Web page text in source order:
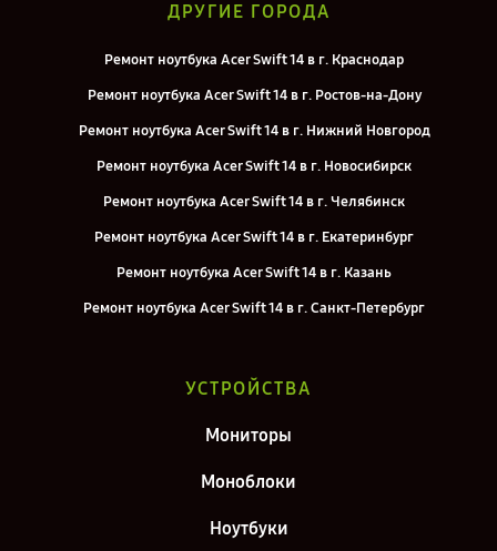
ДРУГИЕ ГОРОДА
Ремонт ноутбука Acer Swift 14 в г. Краснодар
Ремонт ноутбука Acer Swift 14 в г. Ростов-на-Дону
Ремонт ноутбука Acer Swift 14 в г. Нижний Новгород
Ремонт ноутбука Acer Swift 14 в г. Новосибирск
Ремонт ноутбука Acer Swift 14 в г. Челябинск
Ремонт ноутбука Acer Swift 14 в г. Екатеринбург
Ремонт ноутбука Acer Swift 14 в г. Казань
Ремонт ноутбука Acer Swift 14 в г. Санкт-Петербург
УСТРОЙСТВА
Мониторы
Моноблоки
Ноутбуки